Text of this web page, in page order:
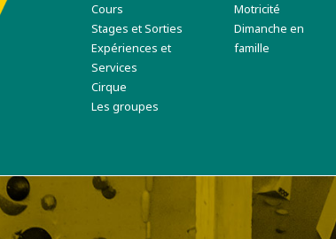
Cours
Stages et Sorties
Expériences et
Services
Cirque
Les groupes
Motricité
Dimanche en
famille